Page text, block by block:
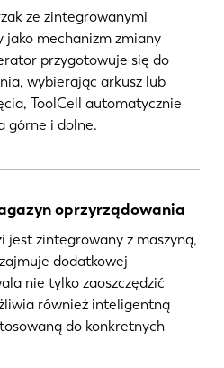
ze zintegrowanymi
jako mechanizm zmiany
przygotowuje się do
wybierając arkusz lub
ToolCell automatycznie
górne i dolne.
oprzyrządowania
jest zintegrowany z maszyną,
dodatkowej
nie tylko zaoszczędzić
również inteligentną
do konkretnych